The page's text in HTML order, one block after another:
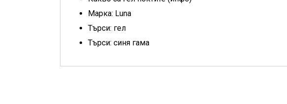
Марка: Luna
Търси: гел
Търси: синя гама